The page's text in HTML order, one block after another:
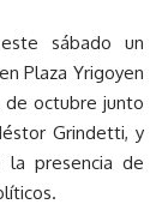
sábado un
Plaza Yrigoyen
de octubre junto
Grindetti, y
la presencia de